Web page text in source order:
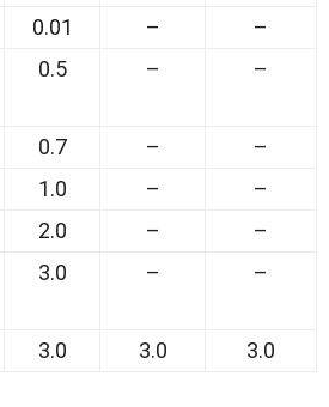
0.01 –
–
0.5 – –
0.7 –
–
1.0 –
–
2.0 –
–
3.0 – –
3.0 3.0 3.0